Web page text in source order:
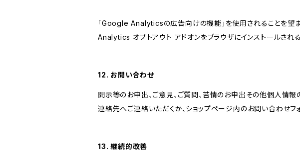
「Google Analyticsの広告向けの機能」を使用されることを望
Analytics オプトアウト アドオンをブラウザにインストールされ
12. お問い合わせ
開示等のお申出、ご意見、ご質問、苦情のお申出その他個人情
連絡先へご連絡いただくか、ショップページ内のお問い合わせフ
13. 継続的改善